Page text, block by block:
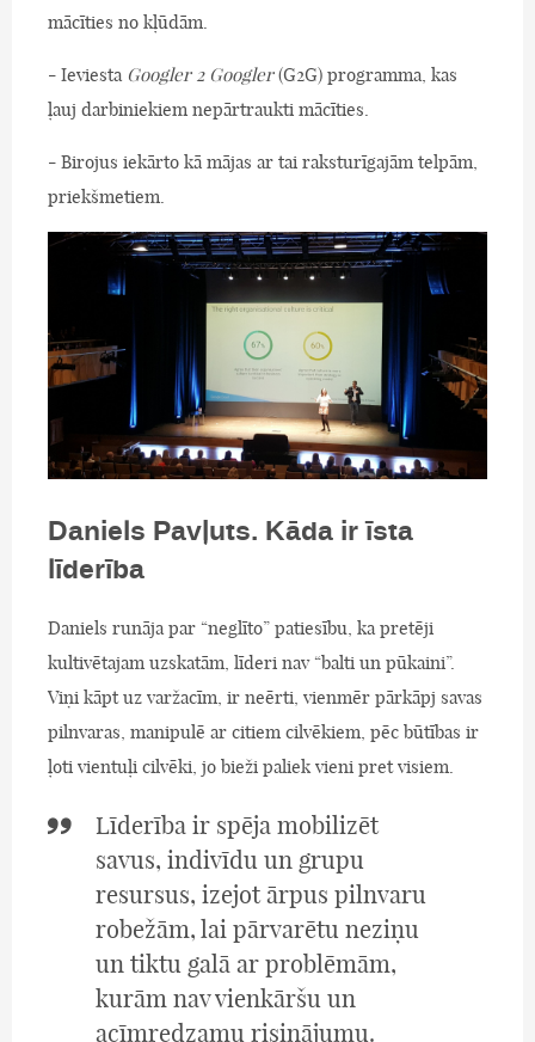
mācīties no kļūdām.
- Ieviesta Googler 2 Googler(G2G) programma, kas
ļauj darbiniekiem nepārtraukti mācīties.
- Birojus iekārto kā mājas ar tai raksturīgajām telpām,
priekšmetiem.
Daniels Pavļuts. Kāda ir īsta
līderība
Daniels runāja par “neglīto” patiesību, ka pretēji
kultivētajam uzskatām, līderi nav “balti un pūkaini”.
Viņi kāpt uz varžacīm, ir neērti, vienmēr pārkāpj savas
pilnvaras, manipulē ar citiem cilvēkiem, pēc būtības ir
ļoti vientuļi cilvēki, jo bieži paliek vieni pret visiem.
Līderība ir spēja mobilizēt
savus, indivīdu un grupu
resursus, izejot ārpus pilnvaru
robežām, lai pārvarētu neziņu
un tiktu galā ar problēmām,
kurām nav vienkāršu un
acīmredzamu risinājumu.